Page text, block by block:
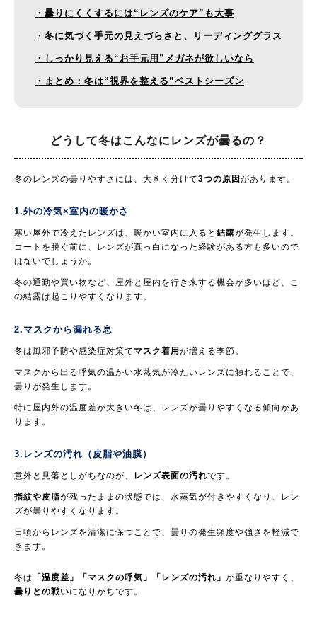
・曇りにくくするには“レンズのケア”も大事
・冬に気づく手元の見えづらさと、リーディンググラス
・しっかり見える“お手元用”メガネが欲しいなら
・まとめ：冬は“視界を整える”ベストシーズン
どうして冬はこんなに レンズが曇るの？
冬のレンズの曇りやすさには、大きく分けて3つの原因 があります。
1.外の冷気×室内の暖かさ
寒い屋外で冷えたレンズは、暖かい室内に入ると 結露が発生します。
コートを脱ぐ前に、レンズが真っ白になった経験がある方も多いので
はないでしょうか。
冬の通勤や買い物など、屋外と屋内を行き来する機会が多いほど、こ
の結露は起こりやすくなります。
2.マスクから漏れる息
冬は風邪予防や感染症対策でマスク着用が増える季節。
マスクから出る呼気の温かい水蒸気が冷たいレンズに触れることで、
曇りが発生します。
特に屋内外の温度差が大きい冬は、レンズが曇りやすくなる傾向があ
ります。
3.レンズの汚れ（皮脂や油膜）
意外と見落としがちなのが、 レンズ表面の汚れです。
指紋や皮脂が残ったままの状態では、水蒸気が付きやすくなり、レン
ズが曇りやすくなります。
日頃からレンズを清潔に保つことで、曇りの発生頻度や強さを軽減で
きます。
冬は 「温度差」「マスクの呼気」「レンズの汚れ」 が重なりやすく、
曇りとの戦いになりがちです。